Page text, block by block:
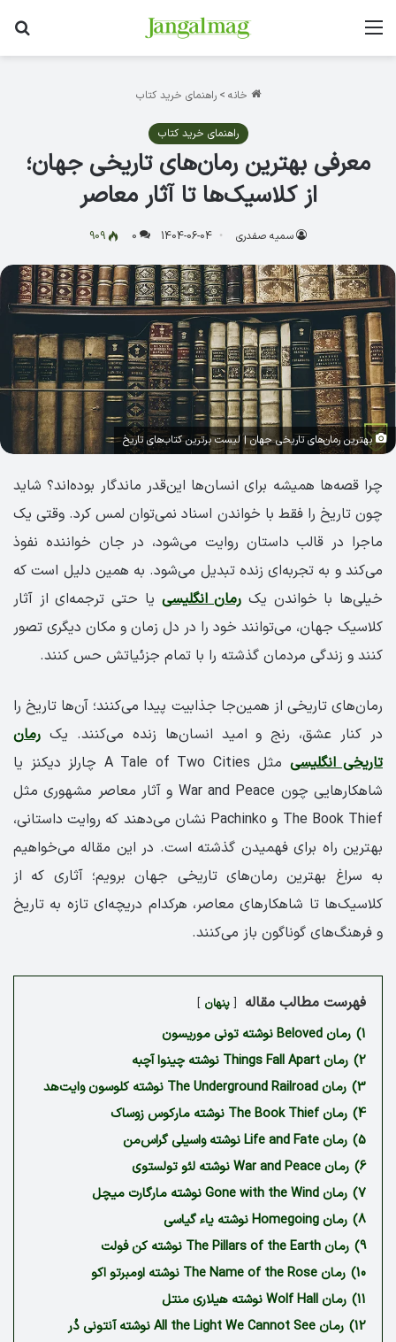
منو
خانه > راهنمای خرید کتاب
راهنمای خرید کتاب
معرفی بهترین رمان‌های تاریخی جهان؛
از کلاسیک‌ها تا آثار معاصر
سمیه صفدری 1404-06-04
0
909
بهترین رمان‌های تاریخی جهان | لیست برترین کتاب‌های تاریخ
چرا قصه‌ها همیشه برای انسان‌ها این‌قدر ماندگار بوده‌اند؟ شاید
چون تاریخ را فقط با خواندن اسناد نمی‌توان لمس کرد. وقتی یک
ماجرا در قالب داستان روایت می‌شود، در جان خواننده نفوذ
می‌کند و به تجربه‌ای زنده تبدیل می‌شود. به همین دلیل است که
خیلی‌ها با خواندن یک رمان انگلیسی یا حتی ترجمه‌ای از آثار
کلاسیک جهان، می‌توانند خود را در دل زمان و مکان دیگری تصور
کنند و زندگی مردمان گذشته را با تمام جزئیاتش حس کنند.
رمان‌های تاریخی از همین‌جا جذابیت پیدا می‌کنند؛ آن‌ها تاریخ را
در کنار عشق، رنج و امید انسان‌ها زنده می‌کنند. یک رمان
تاریخی انگلیسی
مثل A Tale of Two Cities چارلز دیکنز یا
شاهکارهایی چون War and Peace و آثار معاصر مشهوری مثل
The Book Thief و Pachinko نشان می‌دهند که روایت داستانی،
بهترین راه برای فهمیدن گذشته است. در این مقاله می‌خواهیم
به سراغ بهترین رمان‌های تاریخی جهان برویم؛ آثاری که از
کلاسیک‌ها تا شاهکارهای معاصر، هرکدام دریچه‌ای تازه به تاریخ
و فرهنگ‌های گوناگون باز می‌کنند.
فهرست مطالب مقاله پنهان
1) رمان Beloved نوشته تونی موریسون
2) رمان Things Fall Apart نوشته چینوا آچبه
3) رمان The Underground Railroad نوشته کلوسون وایت‌هد
4) رمان The Book Thief نوشته مارکوس زوساک
5) رمان Life and Fate نوشته واسیلی گراس‌من
6) رمان War and Peace نوشته لئو تولستوی
7) رمان Gone with the Wind نوشته مارگارت میچل
8) رمان Homegoing نوشته یاء گیاسی
9) رمان The Pillars of the Earth نوشته کن فولت
10) رمان The Name of the Rose نوشته اومبرتو اکو
11) رمان Wolf Hall نوشته هیلاری منتل
12) رمان All the Light We Cannot See نوشته آنتونی دُر